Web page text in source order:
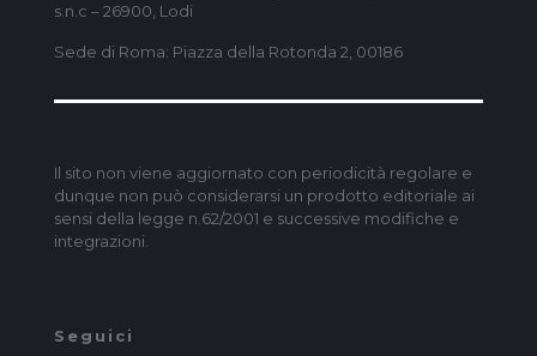
s.n.c – 26900, Lodi
Sede di Roma: Piazza della Rotonda 2, 00186
Il sito non viene aggiornato con periodicità regolare e
dunque non può considerarsi un prodotto editoriale ai
sensi della legge n.62/2001 e successive modifiche e
integrazioni.
Seguici